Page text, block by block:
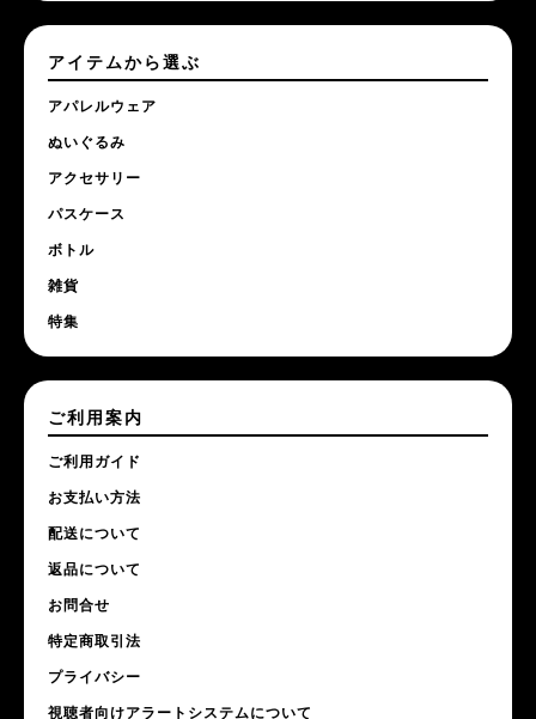
アイテムから選ぶ
アパレルウェア
ぬいぐるみ
アクセサリー
パスケース
ボトル
雑貨
特集
ご利用案内
ご利用ガイド
お支払い方法
配送について
返品について
お問合せ
特定商取引法
プライバシー
視聴者向けアラートシステムについて